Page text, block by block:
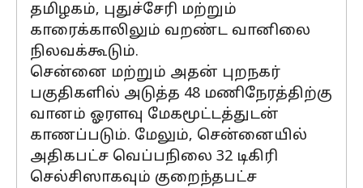
தமிழகம், புதுச்சேரி மற்றும்
காரைக்காலிலும் வறண்ட வானிலை
நிலவக்கூடும்.
சென்னை மற்றும் அதன் புறநகர்
பகுதிகளில் அடுத்த 48 மணிநேரத்திற்கு
வானம் ஓரளவு மேகமூட்டத்துடன்
காணப்படும். மேலும், சென்னையில்
அதிகபட்ச வெப்பநிலை 32 டிகிரி
செல்சிஸாகவும் குறைந்தபட்ச